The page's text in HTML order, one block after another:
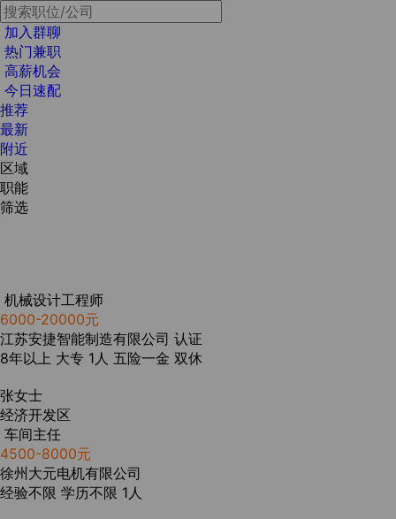
加入群聊
热门兼职
高薪机会
今日速配
推荐
最新
附近
区域
职能
筛选
机械设计工程师
6000-20000元
江苏安捷智能制造有限公司 认证
8年以上 大专 1人 五险一金 双休
张女士
经济开发区
车间主任
4500-8000元
徐州大元电机有限公司
经验不限 学历不限 1人